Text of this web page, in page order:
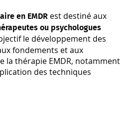
en EMDR est destiné aux
ou psychologues
le développement des
fondements et aux
la thérapie EMDR, notamment
des techniques